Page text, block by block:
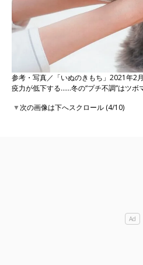
参考・写真／「いぬのきもち」2021年2
疫力が低下する……冬の“プチ不調”はツボ
▼次の画像は下へスクロール (4/10)